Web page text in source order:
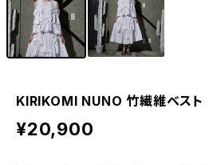
KIRIKOMI NUNO 竹繊維ベスト
¥20,900